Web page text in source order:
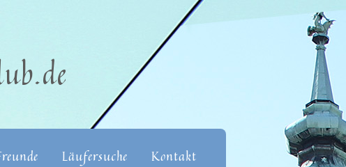
Läufersuche Kontakt